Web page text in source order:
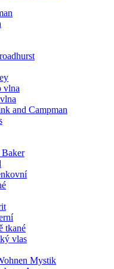
vlna
and Campman
Baker
tkané
vlas
Mystik